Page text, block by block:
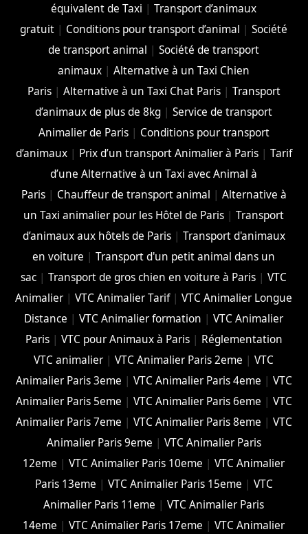
équivalent de Taxi |Transport d’animaux
gratuit | Conditions pour transport d’animal |Société
de transport animal |Société de transport
animaux |Alternative à un Taxi Chien
Paris| Alternative à un Taxi Chat Paris| Transport
d’animaux de plus de 8kg |Service de transport
Animalier de Paris| Conditions pour transport
d’animaux| Prix d’un transport Animalier à Paris| Tarif
d’une Alternative à un Taxi avec Animal à
Paris| Chauffeur de transport animal | Alternative à
un Taxi animalier pour les Hôtel de Paris |Transport
d’animaux aux hôtels de Paris| Transport d'animaux
en voiture |Transport d'un petit animal dans un
sac |Transport de gros chien en voiture à Paris |VTC
Animalier |VTC Animalier Tarif|VTC Animalier Longue
Distance |VTC Animalier formation |VTC Animalier
Paris| VTC pour Animaux à Paris| Réglementation
VTC animalier |VTC Animalier Paris 2eme |VTC
Animalier Paris 3eme | VTC Animalier Paris 4eme | VTC
Animalier Paris 5eme | VTC Animalier Paris 6eme | VTC
Animalier Paris 7eme | VTC Animalier Paris 8eme | VTC
Animalier Paris 9eme | VTC Animalier Paris
12eme |VTC Animalier Paris 10eme |VTC Animalier
Paris 13eme | VTC Animalier Paris 15eme | VTC
Animalier Paris 11eme |VTC Animalier Paris
14eme |VTC Animalier Paris 17eme |VTC Animalier